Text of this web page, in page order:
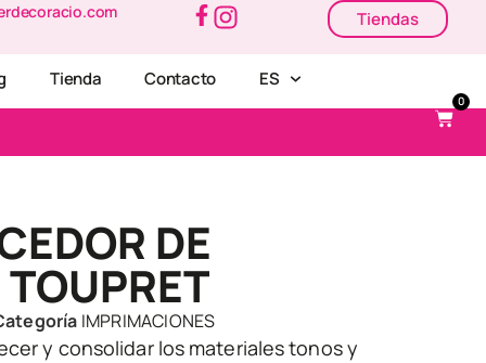
Tiendas
Tienda Contacto ES
0
DE
IMPRIMACIONES
y consolidar los materiales tonos y